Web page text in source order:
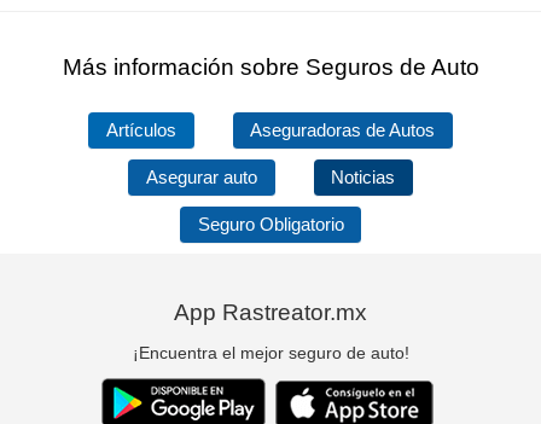
Más información sobre Seguros de Auto
Artículos Aseguradoras de Autos
Asegurar auto Noticias
Seguro Obligatorio
App Rastreator.mx
¡Encuentra el mejor seguro de auto!